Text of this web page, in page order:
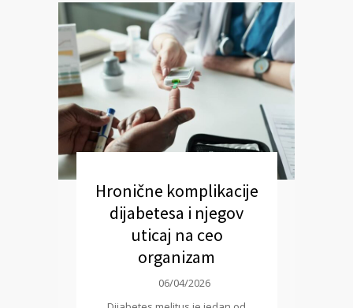
Hronične komplikacije
dijabetesa i njegov
uticaj na ceo
organizam
06/04/2026